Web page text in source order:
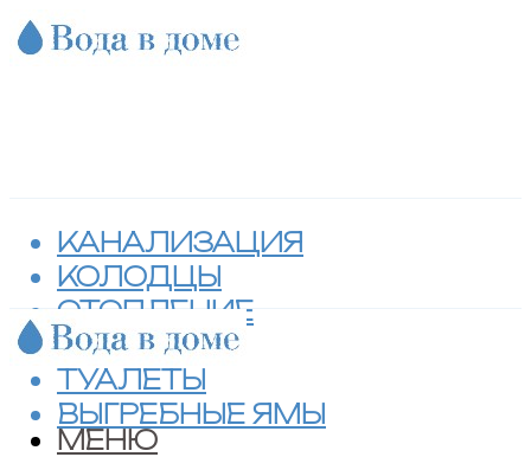
КАНАЛИЗАЦИЯ
КОЛОДЦЫ
ОТОПЛЕНИЕ
СЕПТИКИ
ТУАЛЕТЫ
ВЫГРЕБНЫЕ ЯМЫ
МЕНЮ